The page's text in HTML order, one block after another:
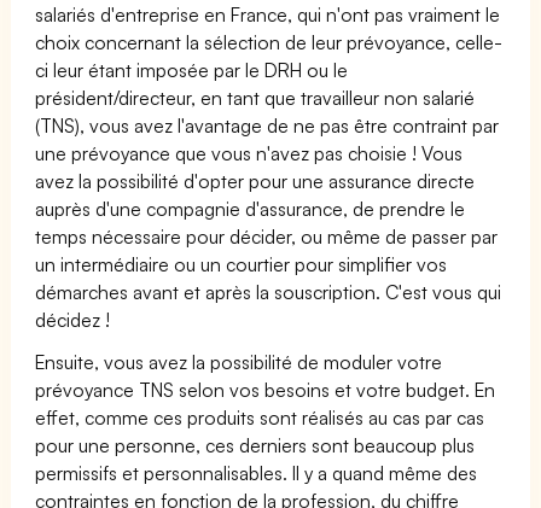
salariés d'entreprise en France, qui n'ont pas vraiment le
choix concernant la sélection de leur prévoyance, celle-
ci leur étant imposée par le DRH ou le
président/directeur, en tant que travailleur non salarié
(TNS), vous avez l'avantage de ne pas être contraint par
une prévoyance que vous n'avez pas choisie ! Vous
avez la possibilité d'opter pour une assurance directe
auprès d'une compagnie d'assurance, de prendre le
temps nécessaire pour décider, ou même de passer par
un intermédiaire ou un courtier pour simplifier vos
démarches avant et après la souscription. C'est vous qui
décidez !
Ensuite, vous avez la possibilité de moduler votre
prévoyance TNS selon vos besoins et votre budget. En
effet, comme ces produits sont réalisés au cas par cas
pour une personne, ces derniers sont beaucoup plus
permissifs et personnalisables. Il y a quand même des
contraintes en fonction de la profession, du chiffre